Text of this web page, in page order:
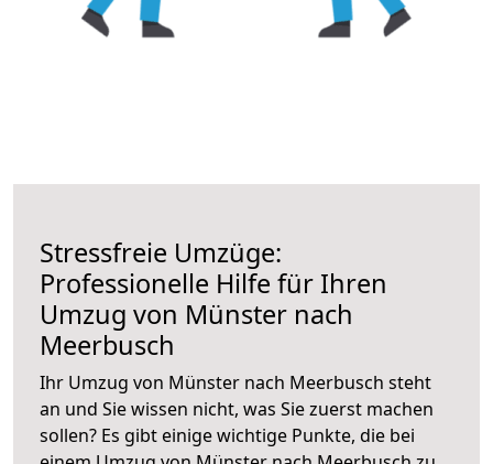
Stressfreie Umzüge:
Professionelle Hilfe für Ihren
Umzug von Münster nach
Meerbusch
Ihr Umzug von Münster nach Meerbusch steht
an und Sie wissen nicht, was Sie zuerst machen
sollen? Es gibt einige wichtige Punkte, die bei